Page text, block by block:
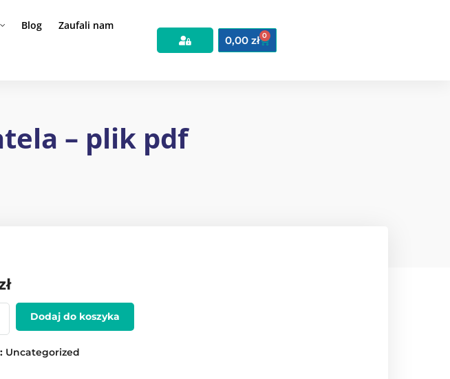
Blog Zaufali nam
0,00 zł 0
– plik pdf
Dodaj do koszyka
Uncategorized